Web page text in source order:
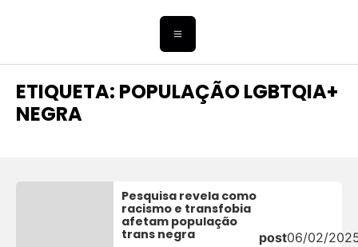
ETIQUETA: POPULAÇÃO LGBTQIA+
NEGRA
Pesquisa revela como
racismo e transfobia
afetam população
trans negra
post06/02/